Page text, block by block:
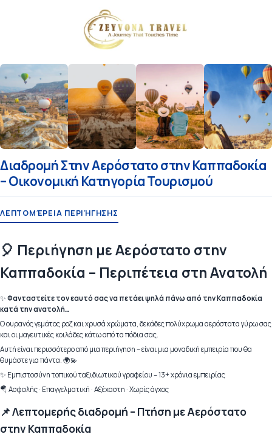
Διαδρομή Στην Αερόστατο στην Καππαδοκία
– Οικονομική Κατηγορία Τουρισμού
ΛΕΠΤΟΜΈΡΕΙΑ ΠΕΡΙΉΓΗΣΗΣ
🎈 Περιήγηση με Αερόστατο στην
Καππαδοκία – Περιπέτεια στη Ανατολή
✨ Φανταστείτε τον εαυτό σας να πετάει ψηλά πάνω από την Καππαδοκία
κατά την ανατολή…
Ο ουρανός γεμάτος ροζ και χρυσά χρώματα, δεκάδες πολύχρωμα αερόστατα γύρω σας
και οι μαγευτικές κοιλάδες κάτω από τα πόδια σας.
Αυτή είναι περισσότερο από μια περιήγηση – είναι μια μοναδική εμπειρία που θα
θυμάστε για πάντα. 🌍💫
✨ Εμπιστοσύνη τοπικού ταξιδιωτικού γραφείου – 13+ χρόνια εμπειρίας
🪂 Ασφαλής · Επαγγελματική · Αξέχαστη · Χωρίς άγχος
📌 Λεπτομερής διαδρομή – Πτήση με Αερόστατο
στην Καππαδοκία